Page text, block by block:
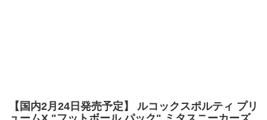
【国内2月24日発売予定】 ルコックスポルティ プリ